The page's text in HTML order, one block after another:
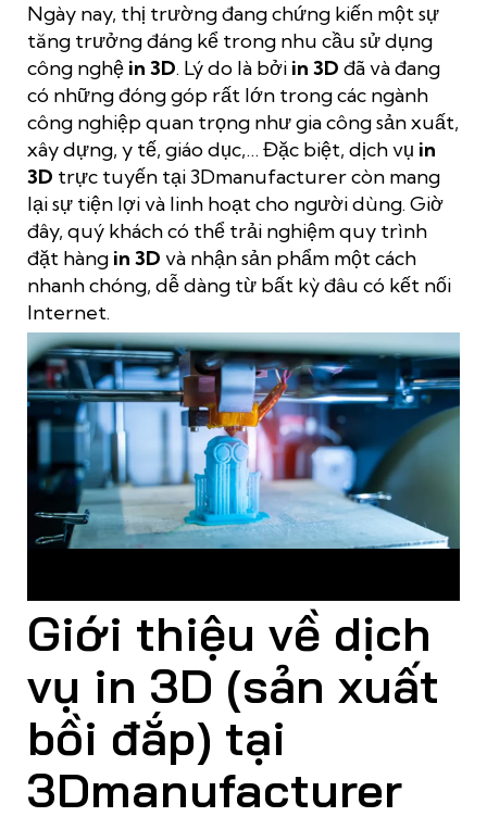
Ngày nay, thị trường đang chứng kiến một sự
tăng trưởng đáng kể trong nhu cầu sử dụng
công nghệ in 3D. Lý do là bởi in 3D đã và đang
có những đóng góp rất lớn trong các ngành
công nghiệp quan trọng như gia công sản xuất,
xây dựng, y tế, giáo dục,… Đặc biệt, dịch vụ in
3D trực tuyến tại 3Dmanufacturer còn mang
lại sự tiện lợi và linh hoạt cho người dùng. Giờ
đây, quý khách có thể trải nghiệm quy trình
đặt hàng in 3D và nhận sản phẩm một cách
nhanh chóng, dễ dàng từ bất kỳ đâu có kết nối
Internet.
Giới thiệu về dịch
vụ in 3D (sản xuất
bồi đắp) tại
3Dmanufacturer